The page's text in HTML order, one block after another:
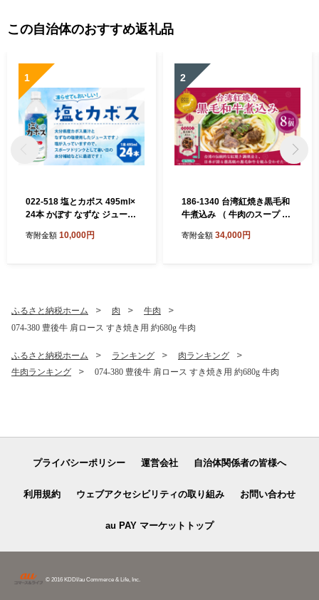
この自治体のおすすめ返礼品
1
022-518 塩とカボス 495ml×
24本 かぼす なずな ジュース
寄附金額 10,000円
2
186-1340 台湾紅焼き黒毛和
牛煮込み （ 牛肉のスープ ）
ク にく 牛肉 牛 黒毛和牛 和
寄附金額 34,000円
ふるさと納税ホーム 肉
牛肉
074-380 豊後牛 肩ロース すき焼き用 約680g 牛肉
ふるさと納税ホーム ランキング
肉ランキング
牛肉ランキング
074-380 豊後牛 肩ロース すき焼き用 約680g 牛肉
プライバシーポリシー 運営会社 自治体関係者の皆様へ
利用規約 ウェブアクセシビリティの取り組み お問い合わせ
au PAY マーケットトップ
© 2016 KDDI/au Commerce & Life, Inc.